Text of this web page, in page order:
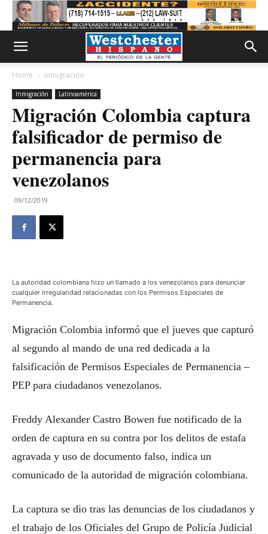
Home Inmigración
Inmigración Latinoamérica
Migración Colombia captura
falsificador de permiso de
permanencia para
venezolanos
09/12/2019
La autoridad colombiana hizo un llamado a los venezolanos para denunciar
cualquier irregularidad relacionadas con los Permisos Especiales de
Permanencia.
Migración Colombia informó que el jueves que capturó
al segundo al mando de una red dedicada a la
falsificación de Permisos Especiales de Permanencia –
PEP para ciudadanos venezolanos.
Freddy Alexander Castro Bowen fue notificado de la
orden de captura en su contra por los delitos de estafa
agravada y uso de documento falso, indica un
comunicado de la autoridad de migración colombiana.
La captura se dio tras las denuncias de los ciudadanos y
el trabajo de los Oficiales del Grupo de Policía Judicial